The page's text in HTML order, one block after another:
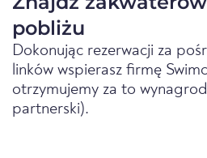
pobliżu
Dokonując rezerwacji za
linków wspierasz firmę
otrzymujemy za to
partnerski).